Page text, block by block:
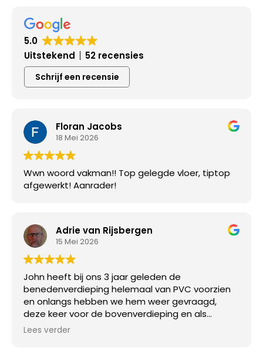
5.0
Uitstekend
52 recensies
Schrijf een recensie
Floran Jacobs
18 Mei 2026
Wwn woord vakman!! Top gelegde vloer, tiptop
afgewerkt! Aanrader!
Adrie van Rijsbergen
15 Mei 2026
John heeft bij ons 3 jaar geleden de
benedenverdieping helemaal van PVC voorzien
en onlangs hebben we hem weer gevraagd,
deze keer voor de bovenverdieping en als
laatste ook onze trap. Alles tiptop in orde. John is
Lees verder